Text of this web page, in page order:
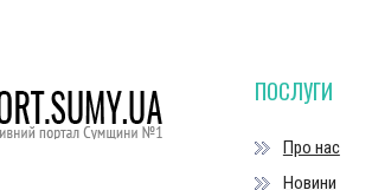
ПОСЛУГИ
Про нас
Новини